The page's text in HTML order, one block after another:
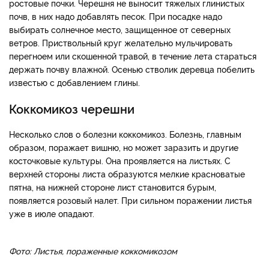
ростовые почки. Черешня не выносит тяжелых глинистых
почв, в них надо добавлять песок. При посадке надо
выбирать солнечное место, защищенное от северных
ветров. Приствольный круг желательно мульчировать
перегноем или скошенной травой, в течение лета стараться
держать почву влажной. Осенью стволик деревца побелить
известью с добавлением глины.
Коккомикоз черешни
Несколько слов о болезни коккомикоз. Болезнь, главным
образом, поражает вишню, но может заразить и другие
косточковые культуры. Она проявляется на листьях. С
верхней стороны листа образуются мелкие красноватые
пятна, на нижней стороне лист становится бурым,
появляется розовый налет. При сильном поражении листья
уже в июле опадают.
Фото: Листья, пораженные коккомикозом